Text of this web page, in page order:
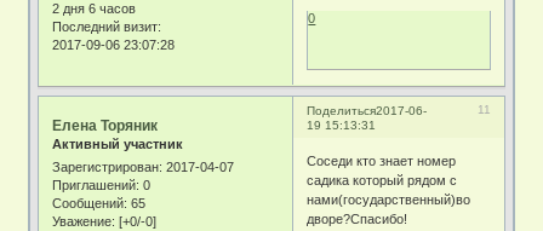
2 дня 6 часов
Последний визит:
2017-09-06 23:07:28
0
Поделиться 11
2017-06-
19 15:13:31
Елена Торяник
Активный участник
Зарегистрирован: 2017-04-07
Приглашений: 0
Сообщений: 65
Уважение: [+0/-0]
Соседи кто знает номер
садика который рядом с
нами(государственный)во
дворе?Спасибо!